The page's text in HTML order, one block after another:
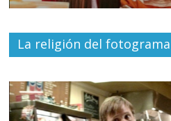
La religión del fotograma